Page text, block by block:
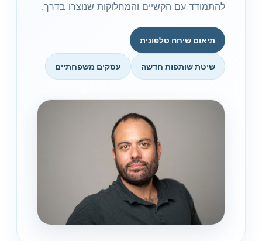
להתמודד עם הקשיים והמחלוקות שנוצרו בדרך.
תיאום שיחה טלפונית
שיטת שותפות חדשה עסקים משפחתיים